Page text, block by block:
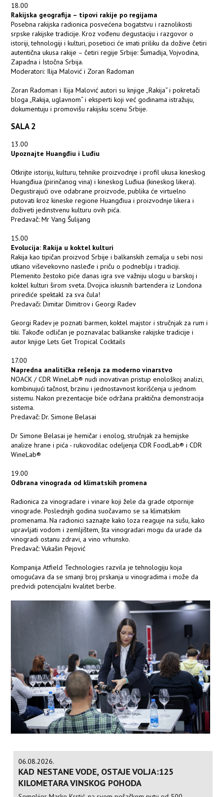
18.00
Rakijska geografija – tipovi rakije po regijama
Posebna rakijska radionica posvećena bogatstvu i raznolikosti
srpske rakijske tradicije. Kroz vođenu degustaciju i razgovor o
istoriji, tehnologiji i kulturi, posetioci će imati priliku da dožive četiri
autentična ukusa rakije – četiri regije Srbije: Šumadija, Vojvodina,
Zapadna i Istočna Srbija.
Moderatori: Ilija Malović i Zoran Radoman
Zoran Radoman i Ilija Malović autori su knjige „Rakija“ i pokretači
bloga „Rakija, uglavnom“ i eksperti koji već godinama istražuju,
dokumentuju i promovišu rakijsku scenu Srbije.
SALA 2
13.00
Upoznajte Huangđiu i Luđiu
Otkrijte istoriju, kulturu, tehnike proizvodnje i profil ukusa kineskog
Huangđiua (pirinčanog vina) i kineskog Luđiua (kineskog likera).
Degustirajući ove odabrane proizvode, publika će virtuelno
putovati kroz kineske regione Huangđiua i proizvodnje likera i
doživeti jedinstvenu kulturu ovih pića.
Predavač: Mr Vang Šulijang
15.00
Evolucija: Rakija u koktel kulturi
Rakija kao tipičan proizvod Srbije i balkanskih zemalja u sebi nosi
utkano viševekovno nasleđe i priču o podneblju i tradiciji.
Plemenito žestoko piće danas igra sve važniju ulogu u barskoj i
koktel kulturi širom sveta. Dvojica iskusnih bartendera iz Londona
prirediće spektakl za sva čula!
Predavači: Dimitar Dimitrov i Georgi Radev
Georgi Radev je poznati barmen, koktel majstor i stručnjak za rum i
tiki. Takođe odličan je poznavalac balkanske rakijske tradicije i
autor knjige Lets Get Tropical Cocktails
17.00
Napredna analitička rešenja za moderno vinarstvo
NOACK / CDR WineLab® nudi inovativan pristup enološkoj analizi,
kombinujući tačnost, brzinu i jednostavnost korišćenja u jednom
sistemu. Nakon prezentacije biće održana praktična demonstracija
sistema.
Predavač: Dr. Simone Belasai
Dr Simone Belasai je hemičar i enolog, stručnjak za hemijske
analize hrane i pića - rukovodilac odeljenja CDR FoodLab® i CDR
WineLab®
19.00
Odbrana vinograda od klimatskih promena
Radionica za vinogradare i vinare koji žele da grade otpornije
vinograde. Poslednjih godina suočavamo se sa klimatskim
promenama. Na radionici saznajte kako loza reaguje na sušu, kako
upravljati vodom i zemljištem, šta vinogradari mogu da urade da
vinogradi ostanu zdravi, a vino vrhunsko.
Predavač: Vukašin Pejović
Kompanija Atfield Technologies razvila je tehnologiju koja
omogućava da se smanji broj prskanja u vinogradima i može da
predvidi potencijalni kvalitet berbe.
06.08.2026.
KAD NESTANE VODE, OSTAJE VOLJA:125
KILOMETARA VINSKOG POHODA